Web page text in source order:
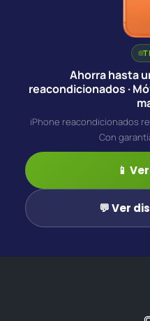
Ahorra hasta
reacondicionados ·
iPhone reacondicionados
Con
📱
💬 Ver